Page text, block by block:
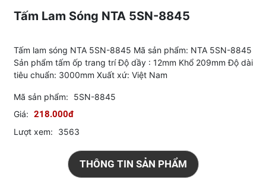
Tấm Lam Sóng NTA 5SN-8845
Tấm lam sóng NTA 5SN-8845 Mã sản phẩm: NTA 5SN-8845
Sản phẩm tấm ốp trang trí Độ dầy : 12mm Khổ 209mm Độ dài
tiêu chuẩn: 3000mm Xuất xứ: Việt Nam
Mã sản phẩm:
5SN-8845
Giá: 218.000đ
Lượt xem: 3563
THÔNG TIN SẢN PHẨM